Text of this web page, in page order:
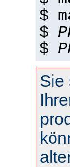
$
$
$
Sie